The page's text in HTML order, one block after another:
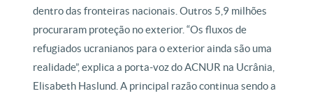
dentro das fronteiras nacionais. Outros 5,9 milhões
procuraram proteção no exterior. “Os fluxos de
refugiados ucranianos para o exterior ainda são uma
realidade”, explica a porta-voz do ACNUR na Ucrânia,
Elisabeth Haslund. A principal razão continua sendo a